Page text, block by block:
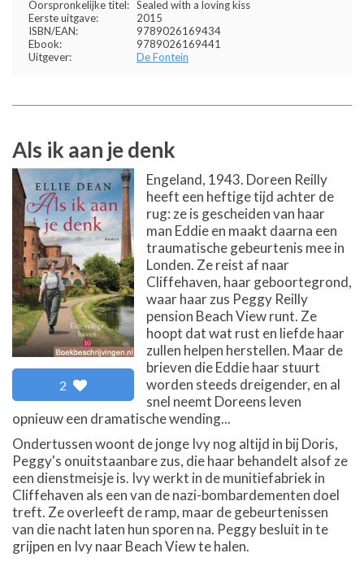
Oorspronkelijke titel: Sealed with a loving kiss
Eerste uitgave:
2015
ISBN/EAN:
9789026169434
Ebook:
9789026169441
Uitgever:
De Fontein
Als ik aan je denk
2
Engeland, 1943. Doreen Reilly
heeft een heftige tijd achter de
rug: ze is gescheiden van haar
man Eddie en maakt daarna een
traumatische gebeurtenis mee in
Londen. Ze reist af naar
Cliffehaven, haar geboortegrond,
waar haar zus Peggy Reilly
pension Beach View runt. Ze
hoopt dat wat rust en liefde haar
zullen helpen herstellen. Maar de
brieven die Eddie haar stuurt
worden steeds dreigender, en al
snel neemt Doreens leven
opnieuw een dramatische wending...
Ondertussen woont de jonge Ivy nog altijd in bij Doris,
Peggy's onuitstaanbare zus, die haar behandelt alsof ze
een dienstmeisje is. Ivy werkt in de munitiefabriek in
Cliffehaven als een van de nazi-bombardementen doel
treft. Ze overleeft de ramp, maar de gebeurtenissen
van die nacht laten hun sporen na. Peggy besluit in te
grijpen en Ivy naar Beach View te halen.